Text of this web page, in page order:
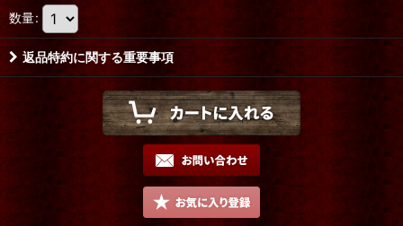
数量:
返品特約に関する重要事項